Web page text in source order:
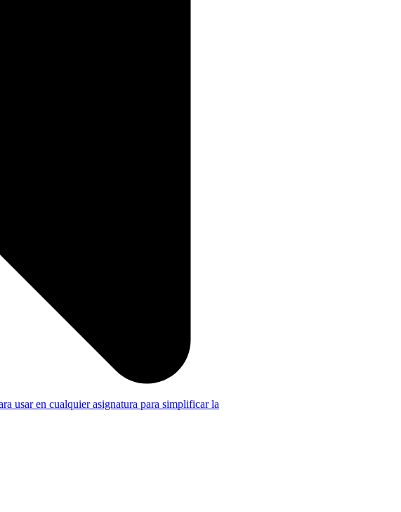
usar en cualquier asignatura para simplificar la